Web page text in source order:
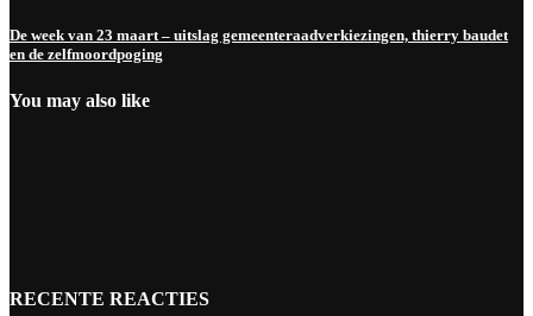
De week van 23 maart – uitslag gemeenteraadverkiezingen, thierry baudet
en de zelfmoordpoging
You may also like
RECENTE REACTIES